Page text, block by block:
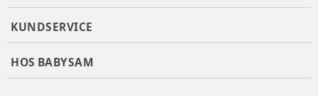
KUNDSERVICE
HOS BABYSAM